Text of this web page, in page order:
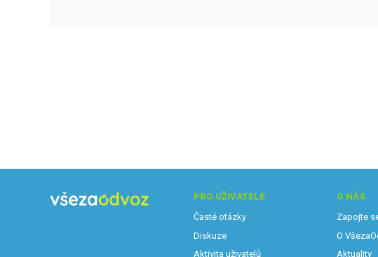
PRO UŽIVATELE
Časté otázky
Diskuze
Aktivita uživatelů
O NÁS
Zapojte
O
Aktuality